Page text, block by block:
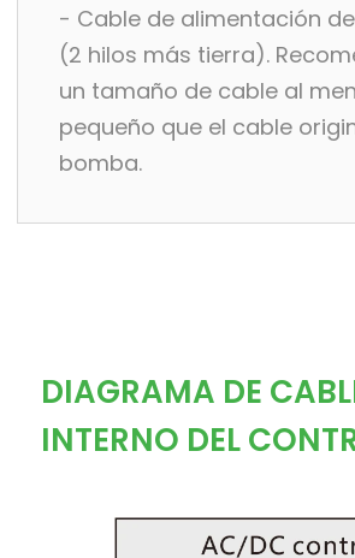
- Cable de alimentación
(2 hilos más tierra).
un tamaño de cable al
pequeño que el cable
bomba.
DIAGRAMA DE
INTERNO DEL